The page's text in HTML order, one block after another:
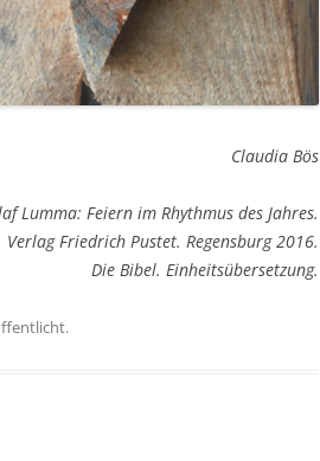
Claudia Bös
Lumma: Feiern im Rhythmus des Jahres.
Verlag Friedrich Pustet. Regensburg 2016.
Die Bibel. Einheitsübersetzung.